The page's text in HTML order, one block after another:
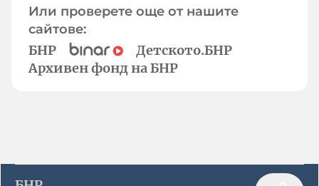
Или проверете още от нашите
сайтове:
БНР
Детското.БНР
Архивен фонд на БНР